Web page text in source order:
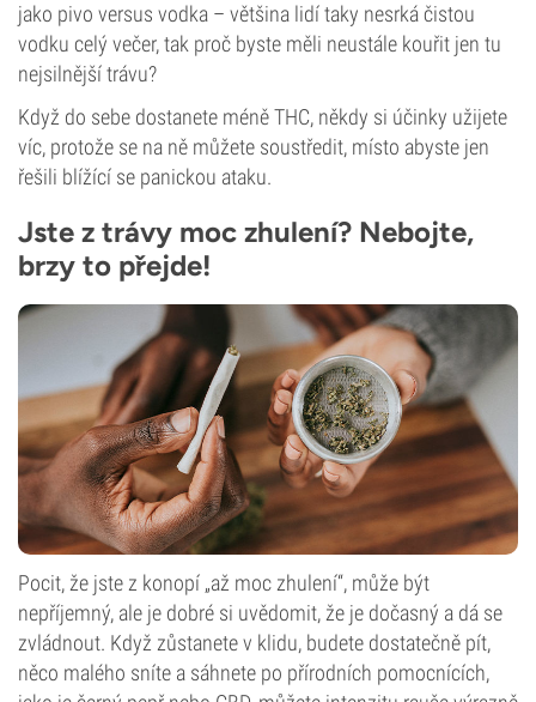
jako pivo versus vodka – většina lidí taky nesrká čistou
vodku celý večer, tak proč byste měli neustále kouřit jen tu
nejsilnější trávu?
Když do sebe dostanete méně THC, někdy si účinky užijete
víc, protože se na ně můžete soustředit, místo abyste jen
řešili blížící se panickou ataku.
Jste z trávy moc zhulení? Nebojte,
brzy to přejde!
Pocit, že jste z konopí „až moc zhulení“, může být
nepříjemný, ale je dobré si uvědomit, že je dočasný a dá se
zvládnout. Když zůstanete v klidu, budete dostatečně pít,
něco malého sníte a sáhnete po přírodních pomocnících,